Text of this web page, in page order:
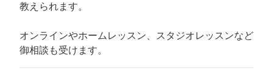
教えられます。
オンラインやホームレッスン、スタジオレッスンなど
御相談も受けます。